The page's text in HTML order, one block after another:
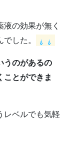
の効果が無く
した。
うのがあるの
ことができま
レベルでも気軽